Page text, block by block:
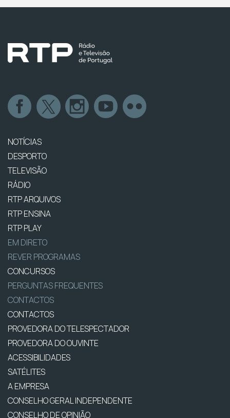
NOTÍCIAS
DESPORTO
TELEVISÃO
RÁDIO
RTP ARQUIVOS
RTP ENSINA
RTP PLAY
EM DIRETO
REVER PROGRAMAS
CONCURSOS
PERGUNTAS FREQUENTES
CONTACTOS
CONTACTOS
PROVEDORA DO TELESPECTADOR
PROVEDORA DO OUVINTE
ACESSIBILIDADES
SATÉLITES
A EMPRESA
CONSELHO GERAL INDEPENDENTE
CONSELHO DE OPINIÃO